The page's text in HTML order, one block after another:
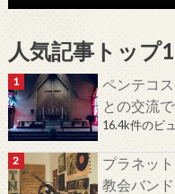
人気記事トップ
ペンテコ
との交流
16.4k件のビ
プラネッ
教会バン